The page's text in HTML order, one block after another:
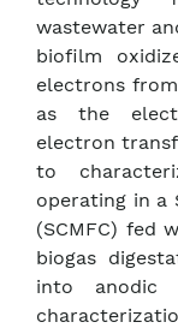
wastewater
biofilm
electrons
as the
electron
to
operating in a
(SCMFC) fed
biogas
into anodic